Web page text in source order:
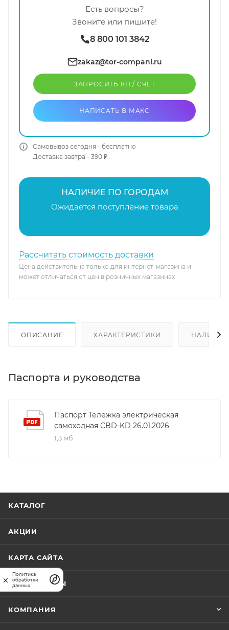
Есть вопросы?
Звоните или пишите!
8 800 101 3842
zakaz@tor-compani.ru
ЗАПРОСИТЬ КП / CЧЕТ
НАПИСАТЬ В МАКС
Самовывоз сегодня - бесплатно
Доставка завтра - 390 ₽
НАЛИЧИЕ ПО ГОРОДАМ
Ожидается поступление товара
Рассчитать стоимость доставки
Цена действительна только для интернет-магазина и
может отличаться от цен в розничных магазинах
ОПИСАНИЕ ХАРАКТЕРИСТИКИ
Паспорта и руководства
Паспорт Тележка электрическая
самоходная CBD-KD 26.01.2026
1,3 мб
КАТАЛОГ
АКЦИИ
КАРТА САЙТА
ПРАЙС-ЛИСТЫ
КОМПАНИЯ
Политика
обработки
данных